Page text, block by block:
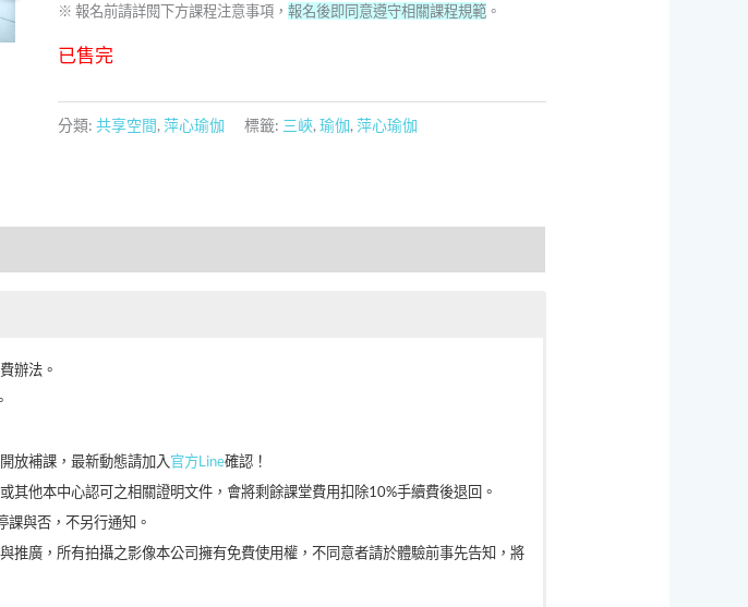
※ 報名前請詳閱下方課程注意事項， 報名後即同意遵守相關課程規範。
已售完
分類: 共享空間, 萍心瑜伽 標籤: 三峽, 瑜伽, 萍心瑜伽
辦法。
放補課，最新動態請加入官方Line確認！
他本中心認可之相關證明文件，會將剩餘課堂費用扣除10%手續費後退回。
與否，不另行通知。
推廣，所有拍攝之影像本公司擁有免費使用權，不同意者請於體驗前事先告知，將